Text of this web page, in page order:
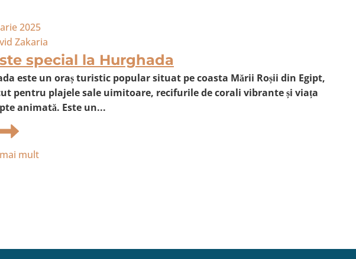
2025
Zakaria
special la Hurghada
este un oraș turistic popular situat pe coasta Mării Roșii din Egipt,
pentru plajele sale uimitoare, recifurile de corali vibrante și viața
animată. Este un...
mult